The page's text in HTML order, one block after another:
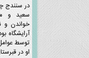
در سنندج
سعید و
خواندن و
توسط
او در